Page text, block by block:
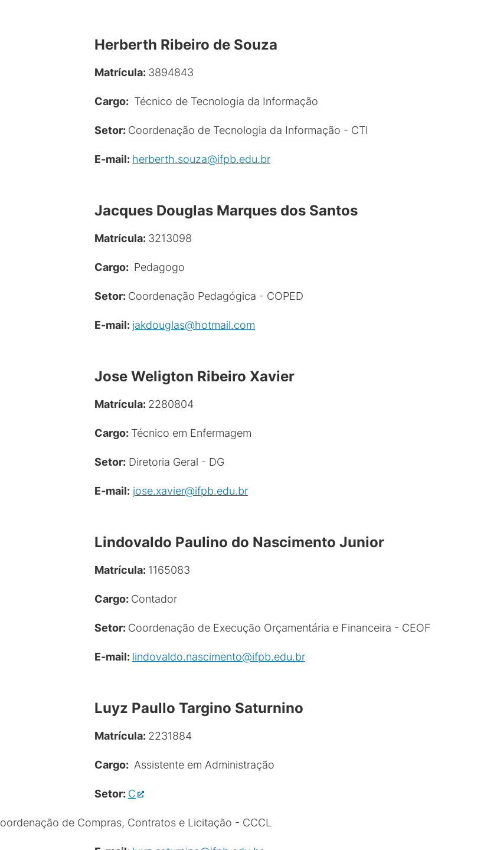
Herberth Ribeiro de Souza
Matrícula: 3894843
Cargo: Técnico de Tecnologia da Informação
Setor: Coordenação de Tecnologia da Informação - CTI
E-mail: herberth.souza@ifpb.edu.br
Jacques Douglas Marques dos Santos
Matrícula: 3213098
Cargo: Pedagogo
Setor: Coordenação Pedagógica - COPED
E-mail: jakdouglas@hotmail.com
Jose Weligton Ribeiro Xavier
Matrícula: 2280804
Cargo: Técnico em Enfermagem
Setor: Diretoria Geral - DG
E-mail: jose.xavier@ifpb.edu.br
Lindovaldo Paulino do Nascimento Junior
Matrícula: 1165083
Cargo: Contador
Setor: Coordenação de Execução Orçamentária e Financeira - CEOF
E-mail: lindovaldo.nascimento@ifpb.edu.br
Luyz Paullo Targino Saturnino
Matrícula: 2231884
Cargo: Assistente em Administração
Setor: C
oordenação de Compras, Contratos e Licitação - CCCL